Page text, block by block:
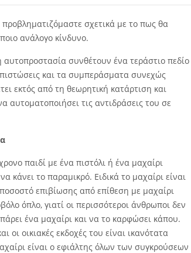
σχετικά με το πως θα
ανάλογο κίνδυνο.
συνθέτουν ένα τεράστιο πεδίο
και τα συμπεράσματα συνεχώς
εκτός από τη θεωρητική κατάρτιση και
αυτοματοποιήσει τις αντιδράσεις του σε
παιδί με ένα πιστόλι ή ένα μαχαίρι
κάνει το παραμικρό. Ειδικά το μαχαίρι είναι
επιβίωσης από επίθεση με μαχαίρι
όπλο, γιατί οι περισσότεροι άνθρωποι δεν
ένα μαχαίρι και να το καρφώσει κάπου.
οι οικιακές εκδοχές του είναι ικανότατα
είναι ο εφιάλτης όλων των συγκρούσεων